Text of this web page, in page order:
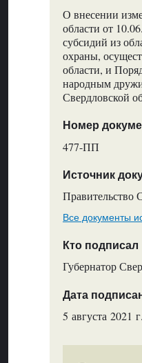
О внесении
области от
субсидий из
охраны,
области, и
народным
Свердловской
Номер
477-ПП
Источник
Правительство
Все документы
Кто подписал
Губернатор
Дата
5 августа 2021 г.